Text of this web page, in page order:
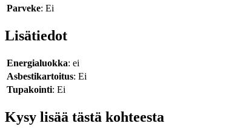
Parveke: Ei
Lisätiedot
Energialuokka: ei
Asbestikartoitus: Ei
Tupakointi: Ei
Kysy lisää tästä kohteesta